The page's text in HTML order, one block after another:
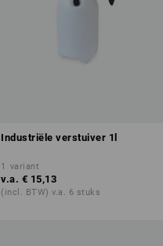
Industriële verstuiver 1l
1 variant
v.a. € 15,13
(incl. BTW) v.a. 6 stuks